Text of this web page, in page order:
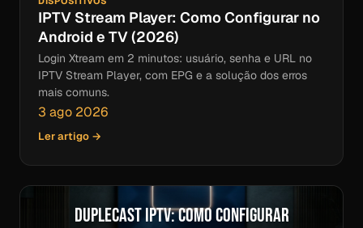
IPTV Stream Player: Como Configurar no
Android e TV (2026)
Login Xtream em 2 minutos: usuário, senha e URL no
IPTV Stream Player, com EPG e a solução dos erros
mais comuns.
3 ago 2026
Ler artigo →
Duplecast IPTV: Como Configurar